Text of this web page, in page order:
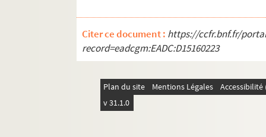
Citer ce document : https://ccfr.bnf.fr/
record=eadcgm:EADC:D15160223
Plan du site Mentions Légales
v 31.1.0